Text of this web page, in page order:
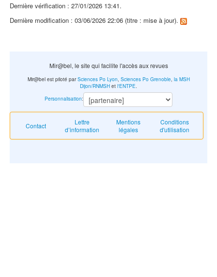
Dernière vérification : 27/01/2026 13:41.
Dernière modification : 03/06/2026 22:06 (titre : mise à jour).
Mir@bel, le site qui facilite l'accès aux revues
Contact
Lettre
d’information
Mentions
légales
Conditions
d'utilisation
Mir@bel est piloté parSciences Po Lyon Sciences Po Grenoble, la MSH
Dijon/RNMSH et l'ENTPE
Personnalisation: